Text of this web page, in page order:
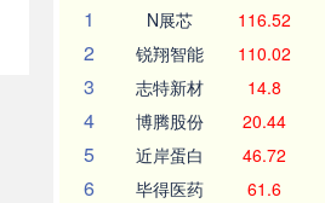
1
N展芯 116.52
2 锐翔智能 110.02
3 志特新材 14.8
4 博腾股份 20.44
5 近岸蛋白 46.72
6 毕得医药 61.6